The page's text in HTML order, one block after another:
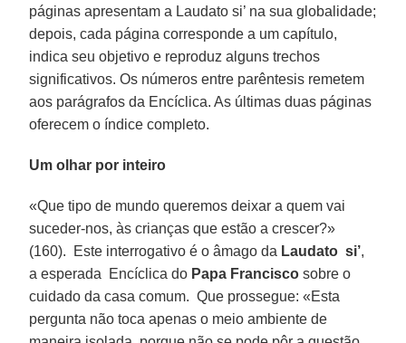
páginas apresentam a Laudato si’ na sua globalidade;
depois, cada página corresponde a um capítulo,
indica seu objetivo e reproduz alguns trechos
significativos. Os números entre parêntesis remetem
aos parágrafos da Encíclica. As últimas duas páginas
oferecem o índice completo.
Um olhar por inteiro
«Que tipo de mundo queremos deixar a quem vai
suceder-nos, às crianças que estão a crescer?»
(160). Este interrogativo é o âmago da Laudato si’,
a esperada Encíclica do Papa Francisco sobre o
cuidado da casa comum. Que prossegue: «Esta
pergunta não toca apenas o meio ambiente de